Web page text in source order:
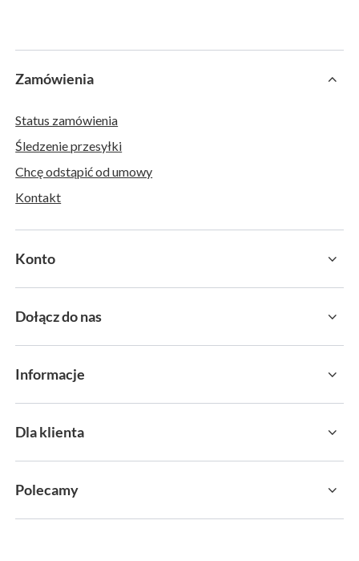
Zamówienia
Status zamówienia
Śledzenie przesyłki
Chcę odstąpić od umowy
Kontakt
Konto
Dołącz do nas
Informacje
Dla klienta
Polecamy